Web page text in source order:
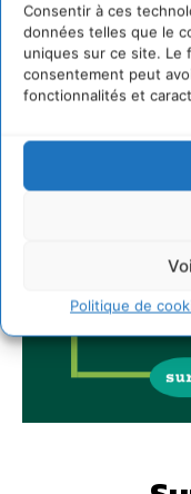
Consentir à ces
données telles que le
uniques sur ce site. Le
consentement peut
fonctionnalités et
Politique de